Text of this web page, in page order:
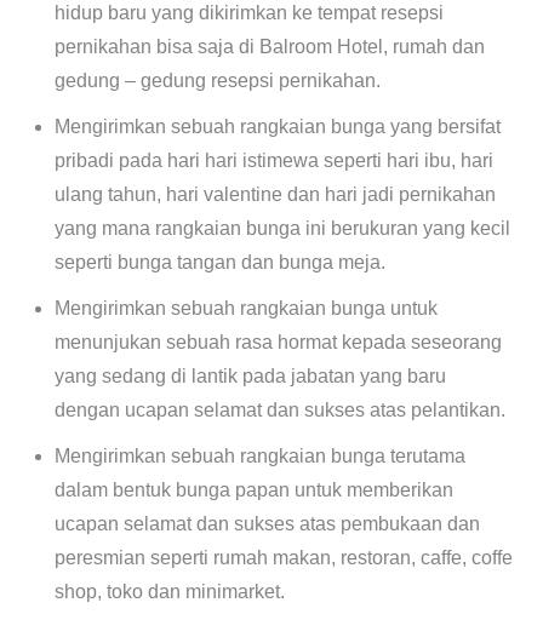
hidup baru yang dikirimkan ke tempat resepsi
pernikahan bisa saja di Balroom Hotel, rumah dan
gedung – gedung resepsi pernikahan.
Mengirimkan sebuah rangkaian bunga yang bersifat
pribadi pada hari hari istimewa seperti hari ibu, hari
ulang tahun, hari valentine dan hari jadi pernikahan
yang mana rangkaian bunga ini berukuran yang kecil
seperti bunga tangan dan bunga meja.
Mengirimkan sebuah rangkaian bunga untuk
menunjukan sebuah rasa hormat kepada seseorang
yang sedang di lantik pada jabatan yang baru
dengan ucapan selamat dan sukses atas pelantikan.
Mengirimkan sebuah rangkaian bunga terutama
dalam bentuk bunga papan untuk memberikan
ucapan selamat dan sukses atas pembukaan dan
peresmian seperti rumah makan, restoran, caffe, coffe
shop, toko dan minimarket.